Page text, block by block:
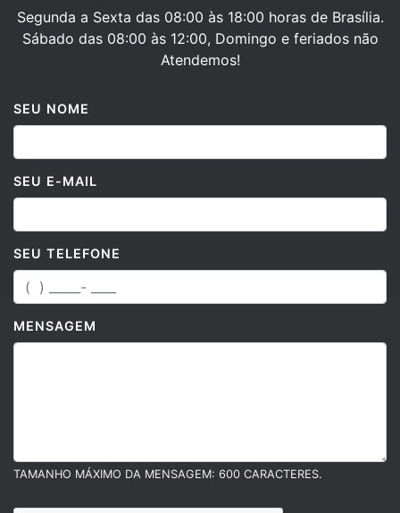
Segunda a Sexta das 08:00 às 18:00 horas de Brasília.
Sábado das 08:00 às 12:00, Domingo e feriados não
Atendemos!
SEU NOME
SEU E-MAIL
SEU TELEFONE
MENSAGEM
TAMANHO MÁXIMO DA MENSAGEM: 600 CARACTERES.